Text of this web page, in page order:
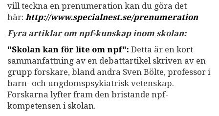
vill teckna en prenumeration kan du göra det
här: http://www.specialnest.se/prenumeration
Fyra artiklar om npf-kunskap inom skolan:
"Skolan kan för lite om npf": Detta är en kort
sammanfattning av en debattartikel skriven av en
grupp forskare, bland andra Sven Bölte, professor i
barn- och ungdomspsykiatrisk vetenskap.
Forskarna lyfter fram den bristande npf-
kompetensen i skolan.